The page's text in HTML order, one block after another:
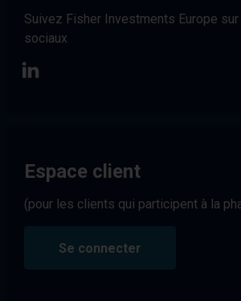
Suivez Fisher Investments Europe
sociaux
Espace client
(pour les clients qui participent à la
Se connecter